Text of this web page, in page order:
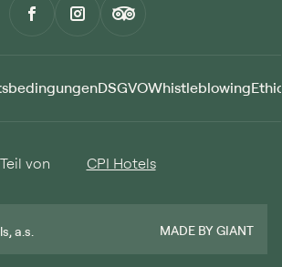
DSGVOWhistleblowing
a.s.
Teil von CPI Hotels
MADE BY GIANT